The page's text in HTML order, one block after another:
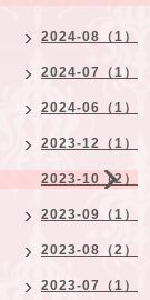
2024-08（1）
2024-07（1）
2024-06（1）
2023-12（1）
2023-10（2）
2023-09（1）
2023-08（2）
2023-07（1）